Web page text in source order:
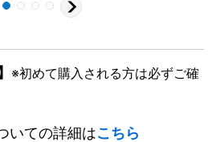
※初めて購入される方は必ずご確
いての詳細はこちら